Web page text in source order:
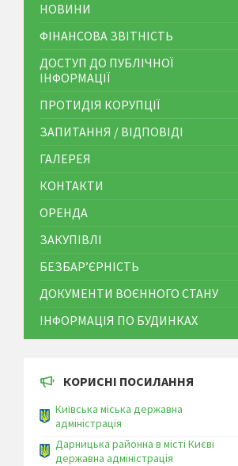
НОВИНИ
ФІНАНСОВА ЗВІТНІСТЬ
ДОСТУП ДО ПУБЛІЧНОЇ
ІНФОРМАЦІЇ
ПРОТИДІЯ КОРУПЦІЇ
ЗАПИТАННЯ / ВІДПОВІДІ
ГАЛЕРЕЯ
КОНТАКТИ
ОРЕНДА
ЗАКУПІВЛІ
БЕЗБАР’ЄРНІСТЬ
ДОКУМЕНТИ ВОЄННОГО СТАНУ
ІНФОРМАЦІЯ ПО БУДИНКАХ
КОРИСНІ ПОСИЛАННЯ
Київська міська державна
адміністрація
Дарницька районна в місті Києві
державна адміністрація